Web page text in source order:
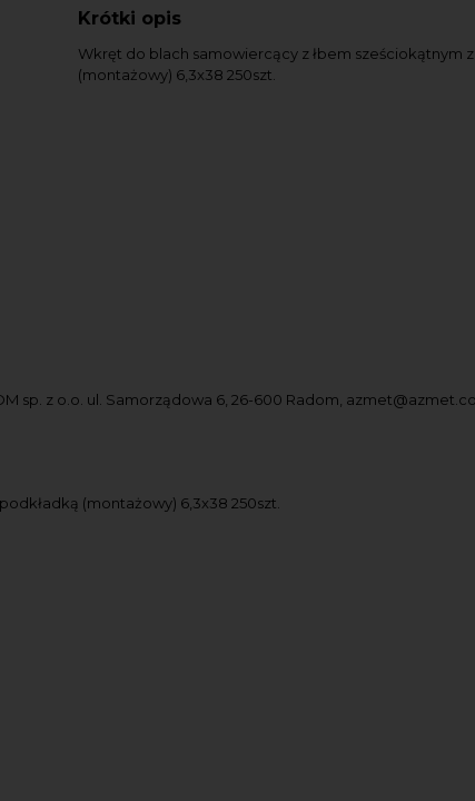
Krótki opis
Wkręt do blach samowiercący z łbem sześciokątnym
(montażowy) 6,3x38 250szt.
sp. z o.o. ul. Samorządowa 6, 26-600 Radom,
(montażowy) 6,3x38 250szt.